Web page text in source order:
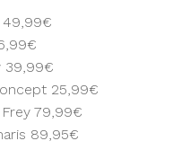
49,99€
39,99€
25,99€
Frey 79,99€
89,95€